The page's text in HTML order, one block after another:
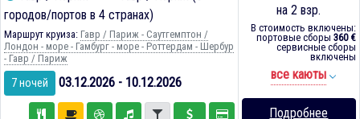
городов/портов в 4 странах)
Маршрут круиза: Гавр / Париж - Саутгемптон /
Лондон - море - Гамбург - море - Роттердам - Шербур
- Гавр / Париж
7 ночей 03.12.2026 - 10.12.2026
на 2 взр.
В стоимость включены:
портовые сборы 360 €
сервисные сборы
включены
все каюты
Подробнее